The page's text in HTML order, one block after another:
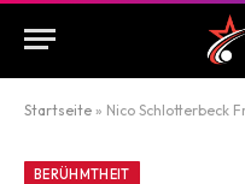
Startseite » Nico Schlotterbeck
BERÜHMTHEIT